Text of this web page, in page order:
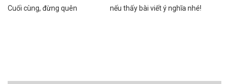
Cuối cùng, đừng quên nếu thấy bài viết ý nghĩa nhé!